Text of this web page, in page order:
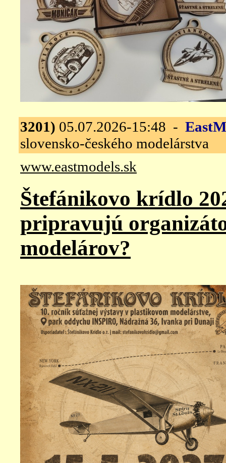
3201) 05.07.2026-15:48 -
slovensko-českého modelárstva
www.eastmodels.sk
Štefánikovo krídlo
pripravujú
modelárov?